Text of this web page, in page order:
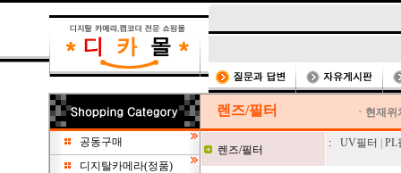
공동구매
디지탈카메라(정품)
렌즈/필터 ㆍ현재위
렌즈/필터
: UV필터 PL